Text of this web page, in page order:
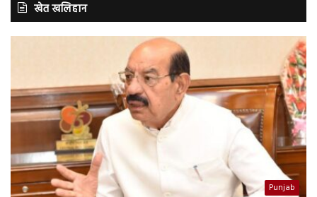
खेत खलिहान
Punjab